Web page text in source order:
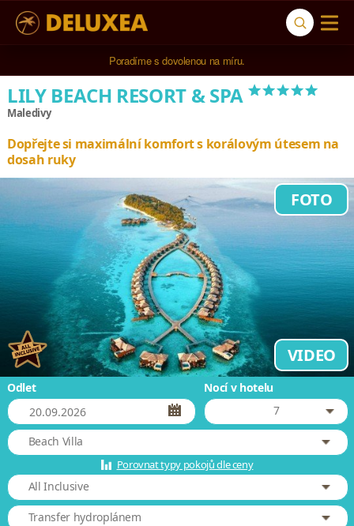
5* cestovní kancelář na luxusní dovolenou od 100.000 Kč.
LILY BEACH RESORT & SPA*****
Maledivy
Dopřejte si maximální komfort s korálovým útesem na
dosah ruky
FOTO
VIDEO
Odlet
Nocí v hotelu
7
Beach Villa
Porovnat typy pokojů dle ceny
All Inclusive
Transfer hydroplánem